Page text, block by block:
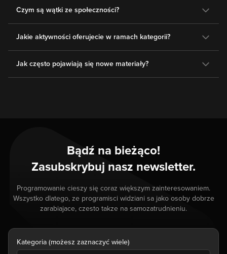
Czym są wątki ze społeczności?
Jakie aktywności oferujecie w ramach kategorii?
Jak często pojawiają się nowe materiały?
Bądź na bieżąco!
Zasubskrybuj nasz newsletter.
Programowanie cieszy się coraz większym zainteresowaniem.
Wszystko dlatego, ze programisci widziani sa jako osoby dobrze
zarabiajace, czesto takze na samozatrudnieniu.
Kategoria (możesz zaznaczyć wiele)